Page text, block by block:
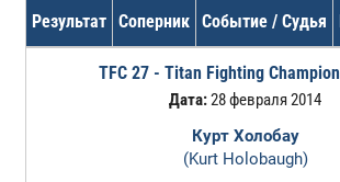
Результат Соперник Событие / Судья
TFC 27 - Titan Fighting
Дата:28 февраля 2014
Курт Холобау
(Kurt Holobaugh)